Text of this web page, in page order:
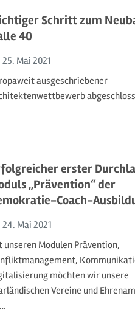
Schritt zum
40
Beginn:
25. Mai 2021
ausgeschriebener
erster
„Prävention“ der
Coach-
Beginn:
24. Mai 2021
unseren Modulen Prävention,
möchten wir unsere
Vereine und